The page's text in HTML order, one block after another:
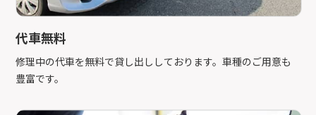
代車無料
修理中の代車を無料で貸し出ししております。車種のご用意も
豊富です。